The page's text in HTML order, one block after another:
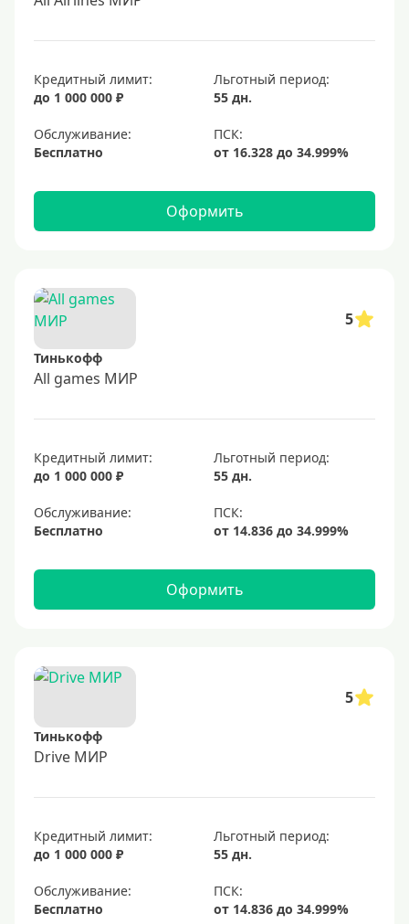
Кредитный лимит:
до 1 000 000 ₽
Льготный период:
55 дн.
Обслуживание:
Бесплатно
Оформить
5
Тинькофф
All games МИР
Кредитный лимит:
до 1 000 000 ₽
Льготный период:
55 дн.
Обслуживание:
Бесплатно
Оформить
5
Тинькофф
Drive МИР
Кредитный лимит:
до 1 000 000 ₽
Льготный период:
55 дн.
Обслуживание:
Бесплатно